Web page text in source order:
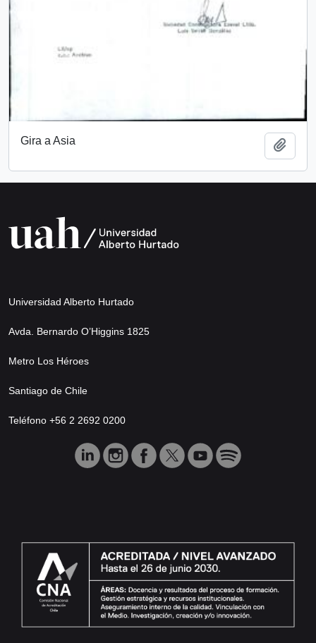
Gira a Asia
Universidad Alberto Hurtado
Avda. Bernardo O’Higgins 1825
Metro Los Héroes
Santiago de Chile
Teléfono +56 2 2692 0200